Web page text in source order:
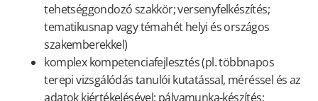
tehetséggondozó szakkör; versenyfelkészítés;
tematikusnap vagy témahét helyi és országos
szakemberekkel)
komplex kompetenciafejlesztés (pl. többnapos
terepi vizsgálódás tanulói kutatással, méréssel és az
adatok kiértékelésével; pályamunka-készítés;